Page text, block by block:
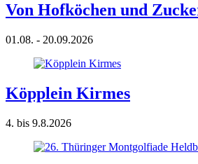
Von Hofköchen und
01.08. - 20.09.2026
Köpplein Kirmes
4. bis 9.8.2026